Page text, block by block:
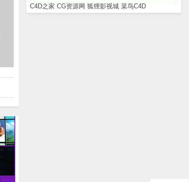
C4D之家 CG资源网 狐狸影视城 菜鸟C4D